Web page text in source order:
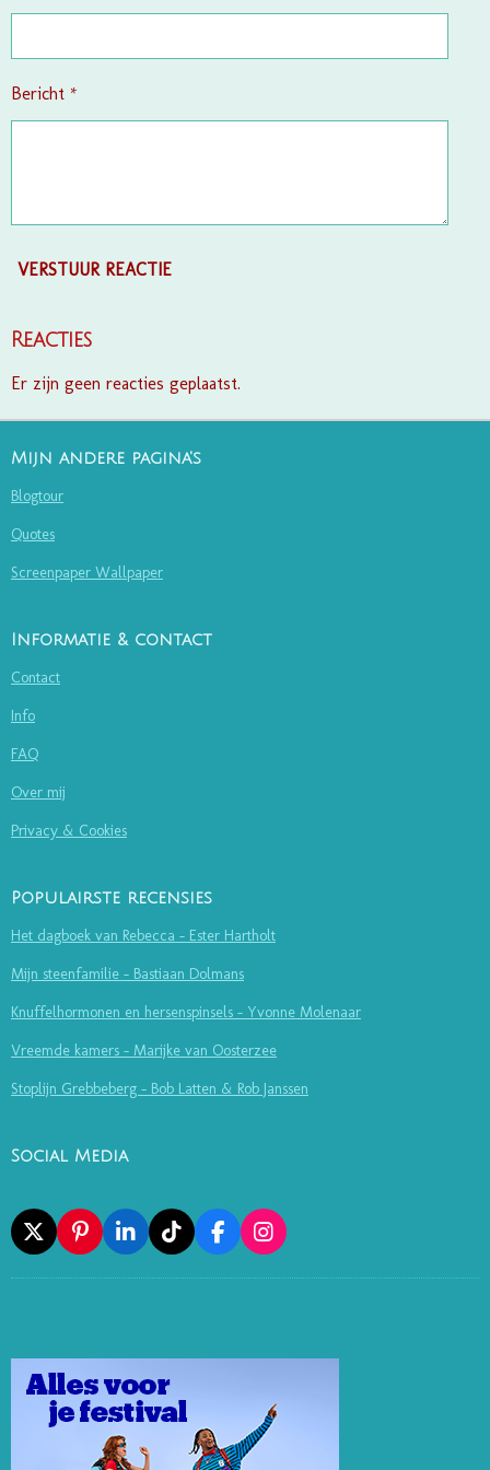
Bericht *
VERSTUUR REACTIE
Reacties
Er zijn geen reacties geplaatst.
Mijn andere pagina's
Blogtour
Quotes
Screenpaper Wallpaper
Informatie & contact
Contact
Info
FAQ
Over mij
Privacy & Cookies
Populairste recensies
Het dagboek van Rebecca - Ester Hartholt
Mijn steenfamilie - Bastiaan Dolmans
Knuffelhormonen en hersenspinsels - Yvonne Molenaar
Vreemde kamers - Marijke van Oosterzee
Stoplijn Grebbeberg - Bob Latten & Rob Janssen
Social Media
X
P
I
N
E
S
T
L
I
N
I
N
T
I
K
F
A
C
O
I
N
S
R
M